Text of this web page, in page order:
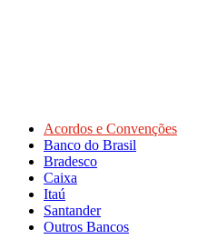
Acordos e Convenções
Banco do Brasil
Bradesco
Caixa
Itaú
Santander
Outros Bancos